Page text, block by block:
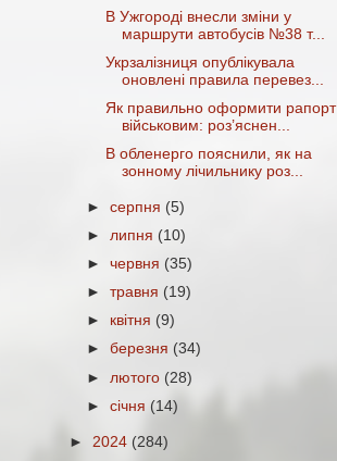
В Ужгороді внесли зміни у
маршрути автобусів №38 т...
Укрзалізниця опублікувала
оновлені правила перевез...
Як правильно оформити рапорт
військовим: роз’яснен...
В обленерго пояснили, як на
зонному лічильнику роз...
►серпня (5)
► липня (10)
►червня (35)
►травня (19)
► квітня (9)
►березня (34)
► лютого (28)
►січня(14)
► 2024 (284)